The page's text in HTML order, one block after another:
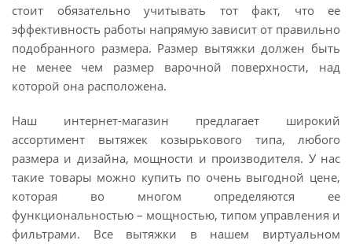
стоит обязательно учитывать тот факт, что ее
эффективность работы напрямую зависит от правильно
подобранного размера. Размер вытяжки должен быть
не менее чем размер варочной поверхности, над
которой она расположена.
Наш интернет-магазин предлагает широкий
ассортимент вытяжек козырькового типа, любого
размера и дизайна, мощности и производителя. У нас
такие товары можно купить по очень выгодной цене,
которая во многом определяются ее
функциональностью – мощностью, типом управления и
фильтрами. Все вытяжки в нашем виртуальном